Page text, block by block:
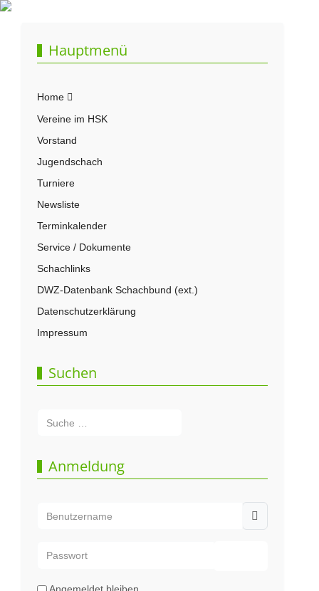
Hauptmenü
Home
Vereine im HSK
Vorstand
Jugendschach
Turniere
Newsliste
Terminkalender
Service / Dokumente
Schachlinks
DWZ-Datenbank Schachbund (ext.)
Datenschutzerklärung
Impressum
Suchen
Anmeldung